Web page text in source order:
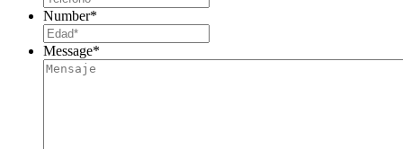
Number*
Message*